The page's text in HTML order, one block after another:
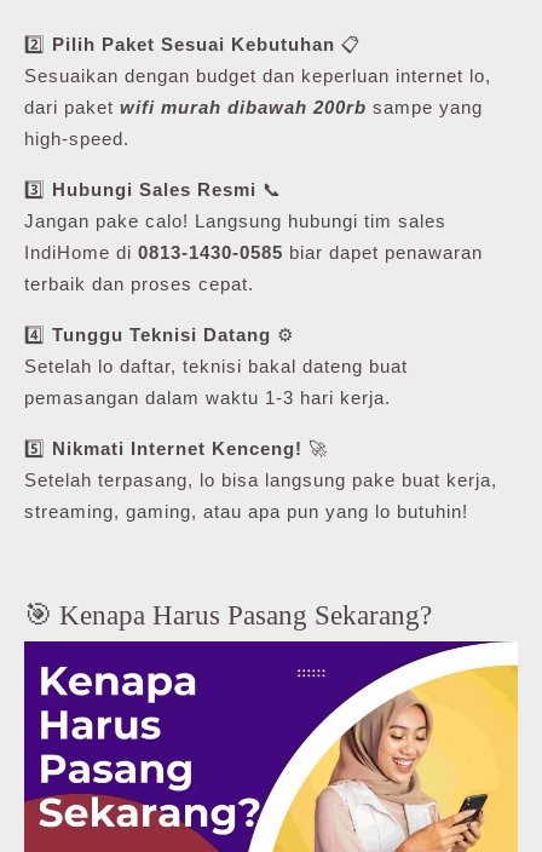
2️⃣ Pilih Paket Sesuai Kebutuhan 📋
Sesuaikan dengan budget dan keperluan internet lo,
dari paket wifi murah dibawah 200rb sampe yang
high-speed.
3️⃣ Hubungi Sales Resmi 📞
Jangan pake calo! Langsung hubungi tim sales
IndiHome di 0813-1430-0585 biar dapet penawaran
terbaik dan proses cepat.
4️⃣ Tunggu Teknisi Datang ⚙️
Setelah lo daftar, teknisi bakal dateng buat
pemasangan dalam waktu 1-3 hari kerja.
5️⃣ Nikmati Internet Kenceng! 🚀
Setelah terpasang, lo bisa langsung pake buat kerja,
streaming, gaming, atau apa pun yang lo butuhin!
🎯 Kenapa Harus Pasang Sekarang?